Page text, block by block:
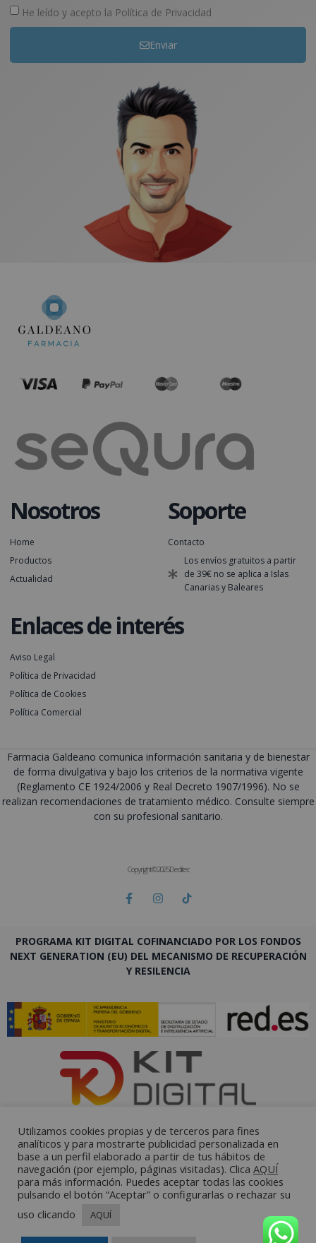
He leído y acepto la Política de Privacidad
Enviar
Nosotros
Home
Productos
Actualidad
Soporte
Contacto
Los envíos gratuitos a partir
de 39€ no se aplica a Islas
Canarias y Baleares
Enlaces de interés
Aviso Legal
Política de Privacidad
Política de Cookies
Política Comercial
Farmacia Galdeano comunica información sanitaria y de bienestar
de forma divulgativa y bajo los criterios de la normativa vigente
(Reglamento CE 1924/2006 y Real Decreto 1907/1996). No se
realizan recomendaciones de tratamiento médico. Consulte siempre
con su profesional sanitario.
Copyright © 2025 Deditec
PROGRAMA KIT DIGITAL COFINANCIADO POR LOS FONDOS
NEXT GENERATION (EU) DEL MECANISMO DE RECUPERACIÓN
Y RESILENCIA
Utilizamos cookies propias y de terceros para fines
analíticos y para mostrarte publicidad personalizada en
base a un perfil elaborado a partir de tus hábitos de
navegación (por ejemplo, páginas visitadas). Clica AQUÍ
para más información. Puedes aceptar todas las cookies
pulsando el botón “Aceptar” o configurarlas o rechazar su
uso clicando
AQUÍ